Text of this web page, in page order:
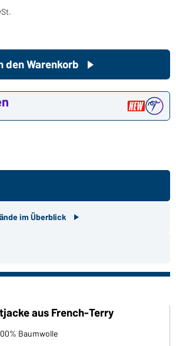
den Warenkorb
im Überblick
aus French-Terry
Baumwolle